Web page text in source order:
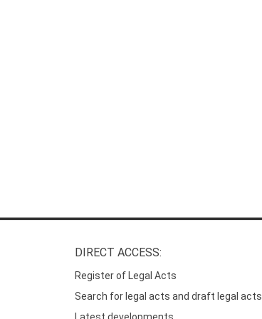
DIRECT ACCESS:
Register of Legal Acts
Search for legal acts and draft legal acts